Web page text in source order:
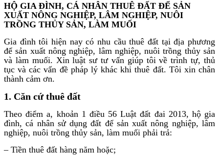
HỘ GIA ĐÌNH, CÁ NHÂN THUÊ ĐẤT ĐỂ SẢN
XUẤT NÔNG NGHIỆP, LÂM NGHIỆP, NUÔI
TRỒNG THỦY SẢN, LÀM MUỐI
Gia đình tôi hiện nay có nhu cầu thuê đất tại địa phương
để sản xuất nông nghiệp, lâm nghiệp, nuôi trồng thủy sản
và làm muối. Xin luật sư tư vấn giúp tôi về trình tự, thủ
tục và các vấn đề pháp lý khác khi thuê đất. Tôi xin chân
thành cảm ơn.
1. Căn cứ thuê đất
Theo điểm a, khoản 1 điều 56 Luật đất đai 2013, hộ gia
đình, cá nhân sử dụng đất để sản xuất nông nghiệp, lâm
nghiệp, nuôi trồng thủy sản, làm muối phải trả:
– Tiền thuê đất hàng năm hoặc;